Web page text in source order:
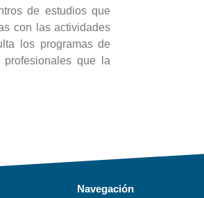
de estudios que
con las actividades
los programas de
que la
Navegación